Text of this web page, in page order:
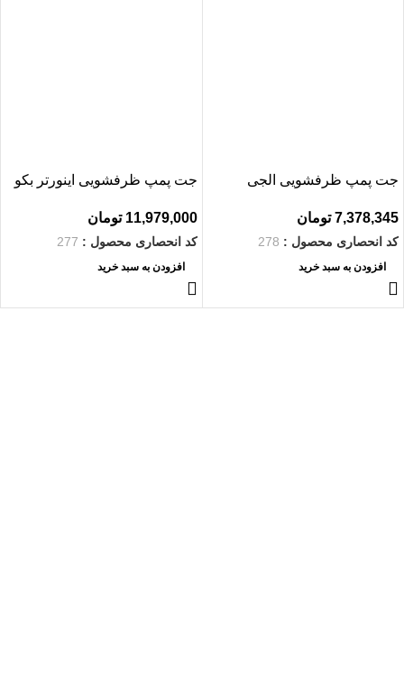
جت پمپ ظرفشویی الجی
7,378,345 تومان
کد انحصاری محصول : 278
افزودن به سبد خرید
جت پمپ ظرفشویی اینورتر بکو
11,979,000 تومان
کد انحصاری محصول : 277
افزودن به سبد خرید